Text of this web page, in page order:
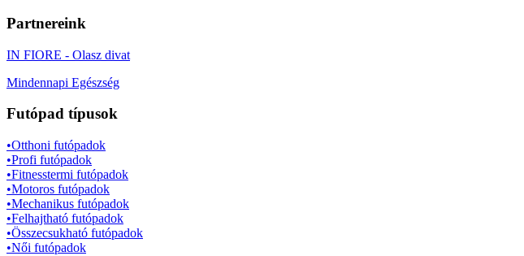
Partnereink
IN FIORE - Olasz divat
Mindennapi Egészség
Futópad típusok
•Otthoni futópadok
•Profi futópadok
•Fitnesstermi futópadok
•Motoros futópadok
•Mechanikus futópadok
•Felhajtható futópadok
•Összecsukható futópadok
•Női futópadok